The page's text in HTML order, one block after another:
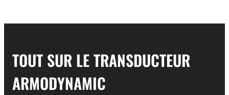
TOUT SUR LE TRANSDUCTEUR
ARMODYNAMIC